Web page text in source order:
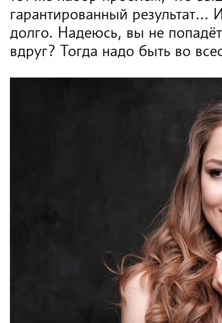
гарантированный результат…
долго. Надеюсь, вы не
вдруг? Тогда надо быть во